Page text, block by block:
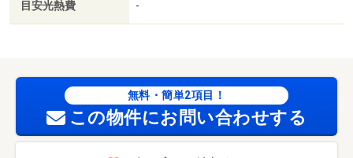
目安光熱費 -
無料・簡単2項目！
この物件にお問い合わせする